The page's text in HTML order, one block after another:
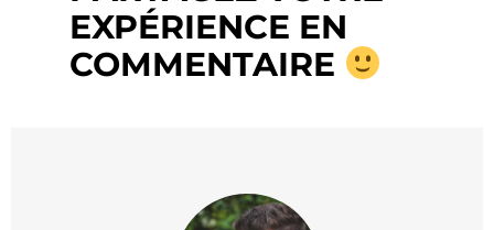
EXPÉRIENCE EN
COMMENTAIRE